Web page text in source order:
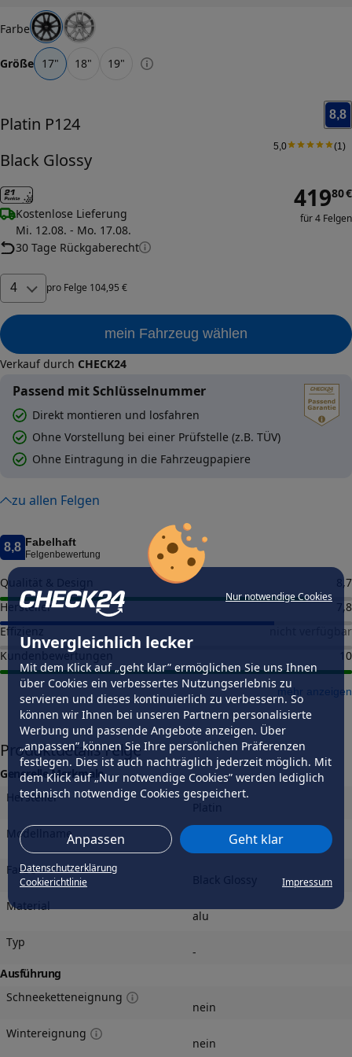
Nur notwendige Cookies
Unvergleichlich lecker
Mit dem Klick auf „geht klar” ermöglichen Sie uns Ihnen
über Cookies ein verbessertes Nutzungserlebnis zu
servieren und dieses kontinuierlich zu verbessern. So
können wir Ihnen bei unseren Partnern personalisierte
Werbung und passende Angebote anzeigen. Über
„anpassen” können Sie Ihre persönlichen Präferenzen
festlegen. Dies ist auch nachträglich jederzeit möglich. Mit
dem Klick auf „Nur notwendige Cookies” werden lediglich
technisch notwendige Cookies gespeichert.
Anpassen Geht klar
Datenschutzerklärung
Cookierichtlinie
Impressum
Farbe
Größe 17" 18" 19"
Platin P124
Black Glossy
8,8
5,0 (1 )
Kostenlose Lieferung
Mi. 12.08. - Mo. 17.08.
30 Tage Rückgaberecht
41980€
für 4 Felgen
4 pro Felge 104,95 €
mein Fahrzeug wählen
Verkauf durch CHECK24
Passend mit Schlüsselnummer
Direkt montieren und losfahren
Ohne Vorstellung bei einer Prüfstelle (z.B. TÜV)
Ohne Eintragung in die Fahrzeugpapiere
zu allen Felgen
8,8 Fabelhaft
Felgenbewertung
Qualität & Design
8,7
Hersteller
7,8
Effizienz
nicht verfügbar
Kundenbewertungen
10
mehr anzeigen
Produktdetails Felge
Generelle Merkmale
Hersteller
Modellname
Farbe
Material
alu
Typ
-
Ausführung
Schneeketteneignung
nein
Wintereignung
nein